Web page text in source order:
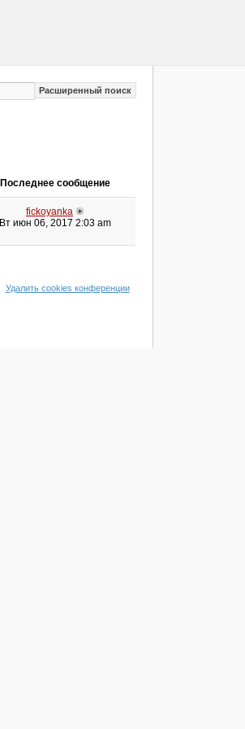
Расширенный поиск
Последнее сообщение
fickoyanka
Вт июн 06, 2017 2:03 am
Удалить cookies конференции